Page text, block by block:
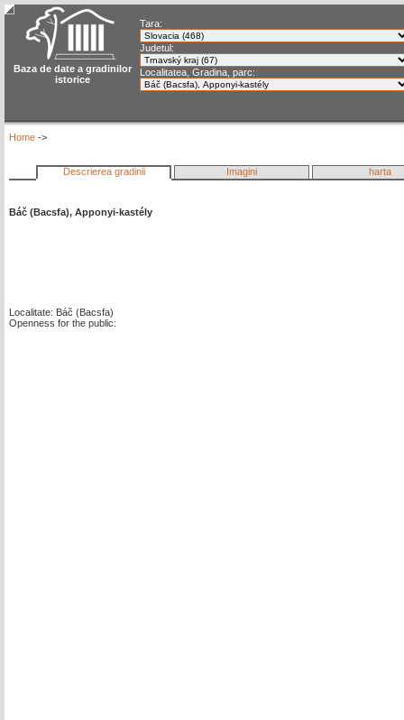
Baza de date a gradinilor
istorice
Tara:
Judetul:
Localitatea, Gradina, parc:
Home ->
Descrierea gradinii Imagini harta
Báč (Bacsfa), Apponyi-kastély
Localitate: Báč (Bacsfa)
Openness for the public: